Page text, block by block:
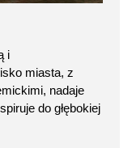
i
miasta, z
nadaje
do głębokiej